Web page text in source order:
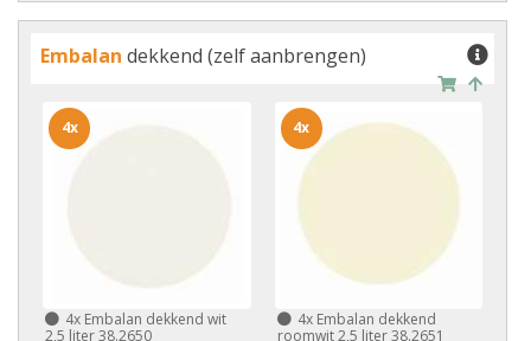
Embalan dekkend (zelf aanbrengen)
4x Embalan dekkend wit
2,5 liter 38.2650
4x
4xEmbalan dekkend
roomwit 2,5 liter 38.2651
4x